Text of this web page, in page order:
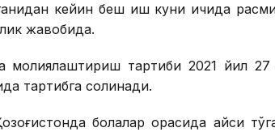
кейин беш иш куни ичида
жавобида.
тартиби 2021 йил 27
тартибга солинади.
болалар орасида қайси